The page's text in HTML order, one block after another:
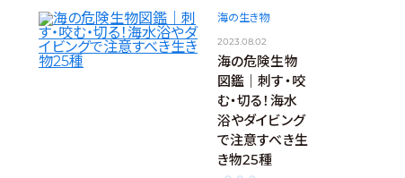
海の生き物
2023.08.02
海の危険生物
図鑑｜刺す・咬
む・切る！海水
浴やダイビング
で注意すべき生
き物25種